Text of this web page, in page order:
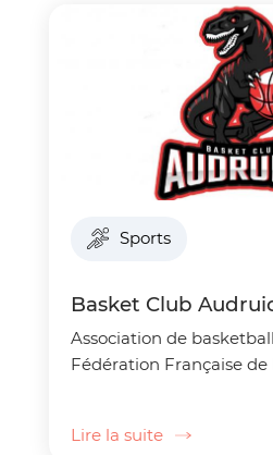
Sports
Basket Club
Association de
Fédération Française de
Lire la suite